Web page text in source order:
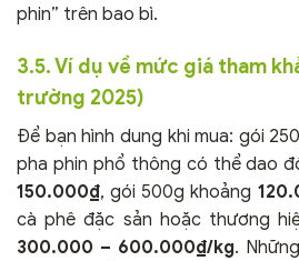
phin” trên bao bì.
3.5. Ví dụ về mức giá tham
trường 2025)
Để bạn hình dung khi mua: gói
pha phin phổ thông có thể dao
150.000₫, gói 500g khoảng
cà phê đặc sản hoặc thương
300.000 – 600.000₫/kg.